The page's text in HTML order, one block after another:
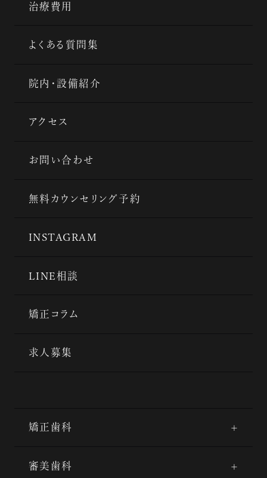
治療費用
よくある質問集
院内・設備紹介
アクセス
お問い合わせ
無料カウンセリング予約
INSTAGRAM
LINE相談
矯正コラム
求人募集
矯正歯科
審美歯科